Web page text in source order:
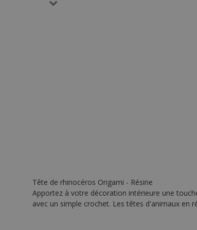
Tête de rhinocéros Origami - Résine
Apportez à votre décoration intérieure une
avec un simple crochet. Les têtes d'animaux en